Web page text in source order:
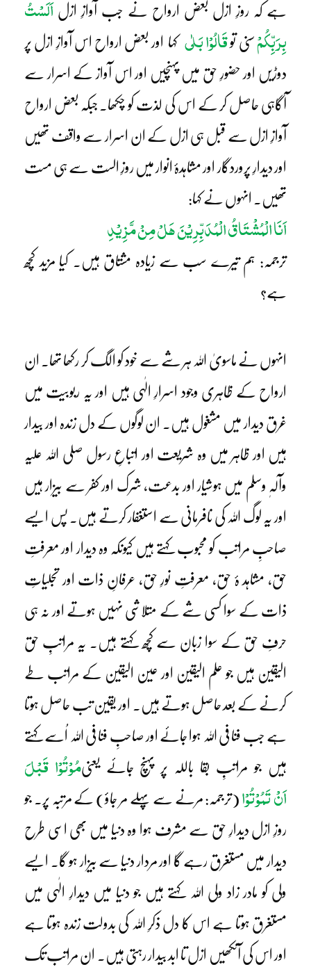
ہے کہ روزِ ازل بعض ارواح نے جب آوازِ ازل اَلَسْتُ
بِرَبِّکُمْ سنی تو قَالُوْا بَلٰیکہا اور بعض ارواح اس آوازِ ازل پر
دوڑیں اور حضورِ حق میں پہنچیں اور اس آواز کے اسرار سے
آگاہی حاصل کر کے اس کی لذت کو چکھا۔ جبکہ بعض ارواح
آوازِ ازل سے قبل ہی ازل کے ان اسرار سے واقف تھیں
اور دیدارِ پروردگار اور مشاہدۂ انوار میں روزِ الست سے ہی مست
تھیں۔ انہوں نے کہا:
اَنَا الْمُشْتَاقُ الْمُدَبِّرِیْنَ ھَلْ مِنْ مَّزِیْدِ
ترجمہ: ہم تیرے سب سے زیادہ مشتاق ہیں۔ کیا مزید کچھ
ہے؟
انہوں نے ماسویٰ اللہ ہر شے سے خود کو الگ کر رکھا تھا۔ ان
ارواح کے ظاہری وجود اسرارِ الٰہی ہیں اور یہ ربوبیت میں
غرق دیدار میں مشغول ہیں۔ ان لوگوں کے دل زندہ اور بیدار
ہیں اور ظاہر میں وہ شریعت اور اتباعِ رسول صلی اللہ علیہ
وآلہٖ وسلم میں ہوشیار اور بدعت، شرک اور کفر سے بیزار ہیں
اور یہ لوگ اللہ کی نافرمانی سے استغفار کرتے ہیں۔ پس ایسے
صاحبِ مراتب کو محبوب کہتے ہیں کیونکہ وہ دیدار اور معرفتِ
حق، مشاہد ۂ حق، معرفتِ نورِ حق، عرفانِ ذات اور تجلیاتِ
ذات کے سوا کسی شے کے متلاشی نہیں ہوتے اور نہ ہی
حرفِ حق کے سوا زبان سے کچھ کہتے ہیں۔ یہ مراتبِ حق
الیقین ہیں جو علم الیقین اور عین الیقین کے مراتب طے
کرنے کے بعد حاصل ہوتے ہیں۔ اور یقین تب حاصل ہوتا
ہے جب فنا فی اللہ ہوا جائے اور صاحبِ فنا فی اللہ اُسے کہتے
ہیں جو مراتبِ بقا باللہ پر پہنچ جائے یعنیمُوْتُوْا قَبْلَ
اَنْ تَمُوْتُوْا (ترجمہ: مرنے سے پہلے مر جاؤ) کے مرتبہ پر۔ جو
روزِ ازل دیدارِ حق سے مشرف ہوا وہ دنیا میں بھی اسی طرح
دیدار میں مستغرق رہے گا اور مردار دنیا سے بیزار ہو گا۔ ایسے
ولی کو مادر زاد ولی اللہ کہتے ہیں جو دنیا میں دیدارِ الٰہی میں
مستغرق ہوتا ہے اس کا دل ذکرِ اللہ کی بدولت زندہ ہوتا ہے
اور اس کی آنکھیں ازل تا ابد بیدار رہتی ہیں۔ ان مراتب تک